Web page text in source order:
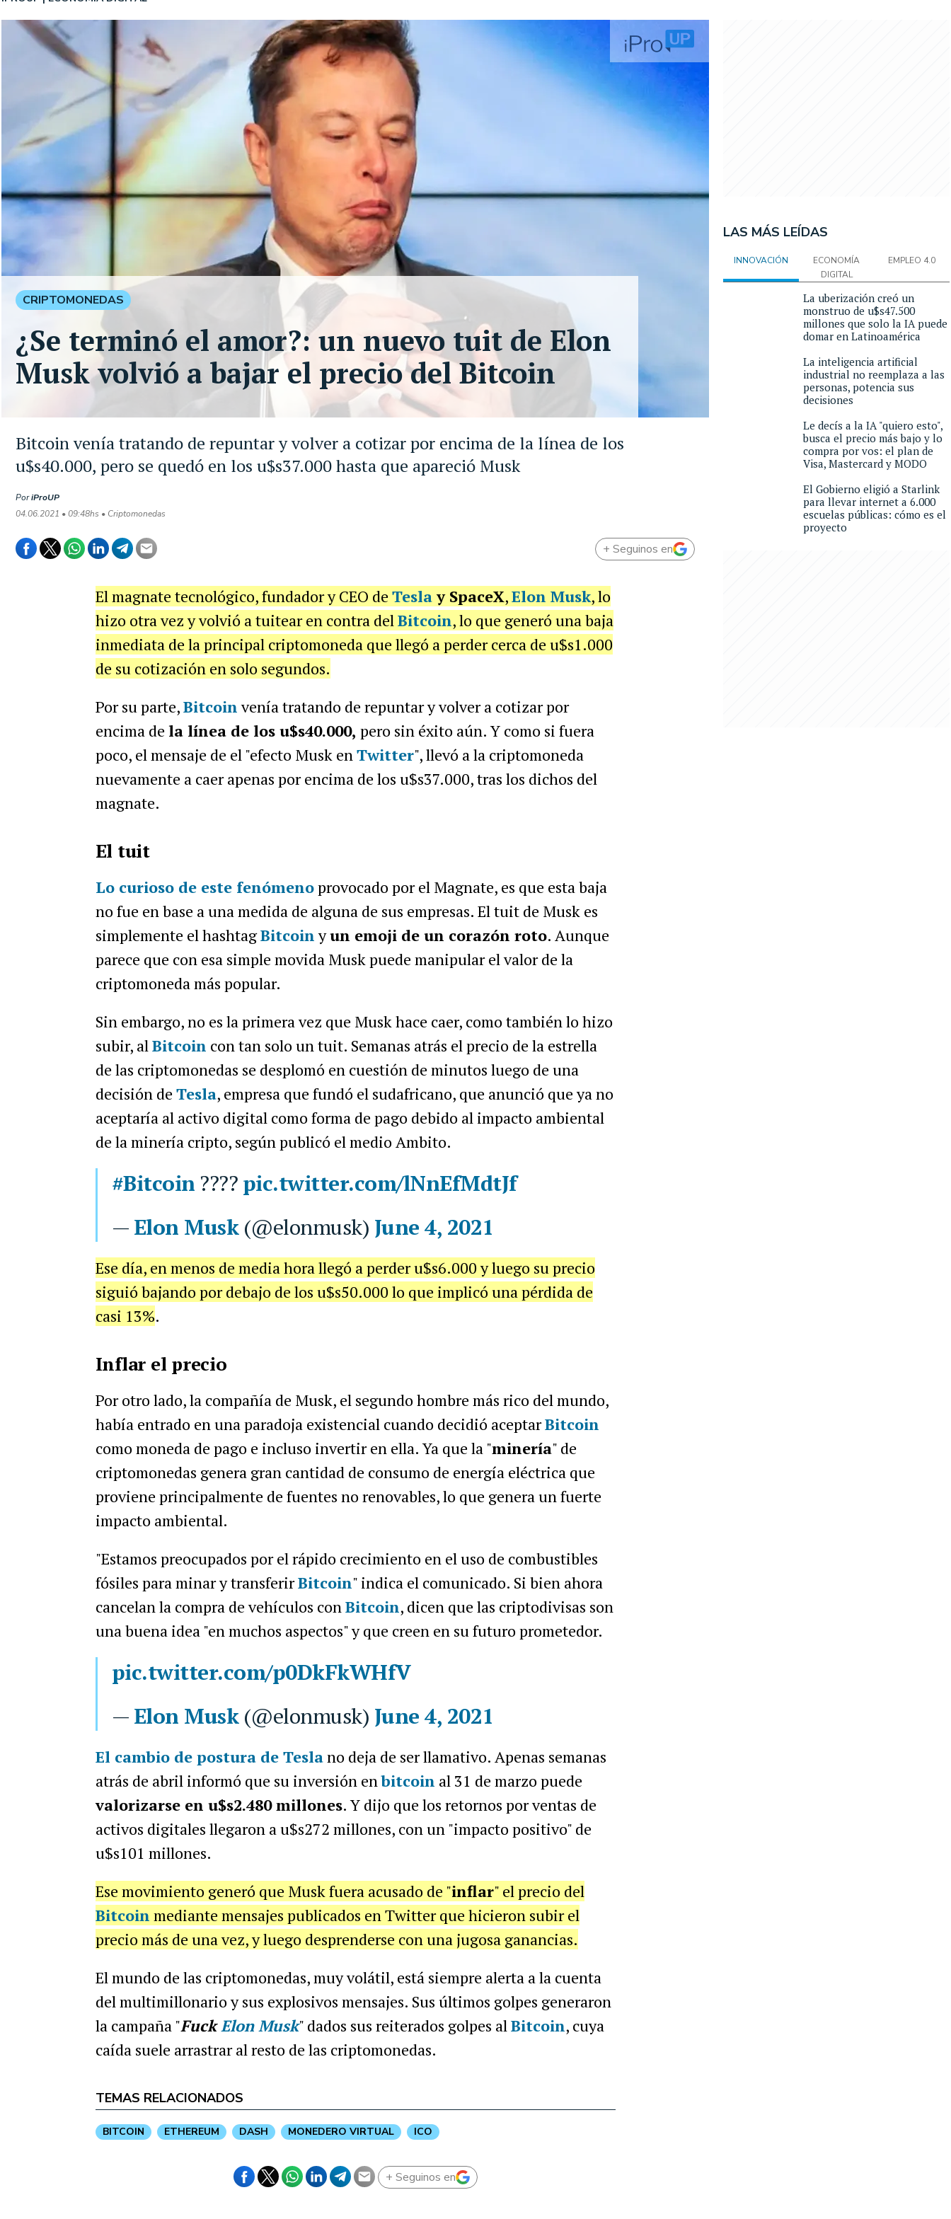
Bitcoin venía tratando de repuntar y volver a cotizar por encima de la línea de los
u$s40.000, pero se quedó en los u$s37.000 hasta que apareció Musk
PoriProUP
04.06.2021 • 09:48hs • Criptomonedas
CRIPTOMONEDAS
¿Se terminó el amor?: un nuevo tuit de Elon
Musk volvió a bajar el precio del Bitcoin
+ Seguinos en
El magnate tecnológico, fundador y CEO de Teslay SpaceX,Elon Musk, lo
hizo otra vez y volvió a tuitear en contra delBitcoin, lo que generó una baja
inmediata de la principal criptomoneda que llegó a perder cerca de u$s1.000
de su cotización en solo segundos.
Por su parte,Bitcoinvenía tratando de repuntar y volver a cotizar por
encima de la línea de los u$s40.000, pero sin éxito aún. Y como si fuera
poco, el mensaje de el "efecto Musk enTwitter", llevó a la criptomoneda
nuevamente a caer apenas por encima de los u$s37.000, tras los dichos del
magnate.
El tuit
Lo curioso de este fenómenoprovocado por el Magnate, es que esta baja
no fue en base a una medida de alguna de sus empresas. El tuit de Musk es
simplemente el hashtagBitcoinyun emoji de un corazón roto. Aunque
parece que con esa simple movida Musk puede manipular el valor de la
criptomoneda más popular.
Sin embargo, no es la primera vez que Musk hace caer, como también lo hizo
subir, alBitcoin con tan solo un tuit. Semanas atrás el precio de la estrella
de las criptomonedas se desplomó en cuestión de minutos luego de una
decisión de Tesla, empresa que fundó el sudafricano, que anunció que ya no
aceptaría al activo digital como forma de pago debido al impacto ambiental
de la minería cripto, según publicó el medio Ambito.
#Bitcoin ???? pic.twitter.com/lNnEfMdtJf
— Elon Musk(@elonmusk) June 4, 2021
Ese día, en menos de media hora llegó a perder u$s6.000 y luego su precio
siguió bajando por debajo de los u$s50.000 lo que implicó una pérdida de
casi 13%.
Inflar el precio
Por otro lado, la compañía de Musk, el segundo hombre más rico del mundo,
había entrado en una paradoja existencial cuando decidió aceptarBitcoin
como moneda de pago e incluso invertir en ella. Ya que la "minería" de
criptomonedas genera gran cantidad de consumo de energía eléctrica que
proviene principalmente de fuentes no renovables, lo que genera un fuerte
impacto ambiental.
"Estamos preocupados por el rápido crecimiento en el uso de combustibles
fósiles para minar y transferirBitcoin" indica el comunicado. Si bien ahora
cancelan la compra de vehículos conBitcoin, dicen que las criptodivisas son
una buena idea "en muchos aspectos" y que creen en su futuro prometedor.
pic.twitter.com/p0DkFkWHfV
— Elon Musk(@elonmusk) June 4, 2021
El cambio de postura de Teslano deja de ser llamativo. Apenas semanas
atrás de abril informó que su inversión enbitcoin al 31 de marzo puede
valorizarse en u$s2.480 millones. Y dijo que los retornos por ventas de
activos digitales llegaron a u$s272 millones, con un "impacto positivo" de
u$s101 millones.
Ese movimiento generó que Musk fuera acusado de "inflar" el precio del
Bitcoin mediante mensajes publicados en Twitter que hicieron subir el
precio más de una vez, y luego desprenderse con una jugosa ganancias.
El mundo de las criptomonedas, muy volátil, está siempre alerta a la cuenta
del multimillonario y sus explosivos mensajes. Sus últimos golpes generaron
la campaña "FuckElon Musk" dados sus reiterados golpes alBitcoin, cuya
caída suele arrastrar al resto de las criptomonedas.
TEMAS RELACIONADOS
BITCOIN ETHEREUM DASH MONEDERO VIRTUAL ICO
+ Seguinos en
LAS MÁS LEÍDAS
INNOVACIÓN
ECONOMÍA
DIGITAL
EMPLEO 4.0
La uberización creó un
monstruo de u$s47.500
millones que solo la IA puede
domar en Latinoamérica
La inteligencia artificial
industrial no reemplaza a las
personas, potencia sus
decisiones
Le decís a la IA "quiero esto",
busca el precio más bajo y lo
compra por vos: el plan de
Visa, Mastercard y MODO
El Gobierno eligió a Starlink
para llevar internet a 6.000
escuelas públicas: cómo es el
proyecto